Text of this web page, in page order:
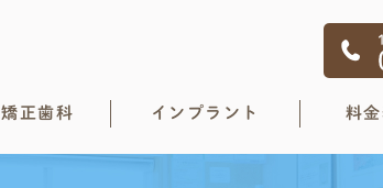
矯正歯科 インプラント 料